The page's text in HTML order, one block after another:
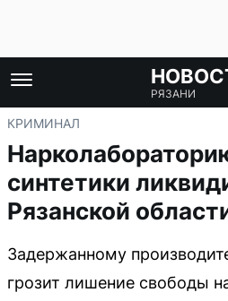
РЯЗАНИ
КРИМИНАЛ
синтетики
Рязанской
Задержанному
грозит лишение свободы